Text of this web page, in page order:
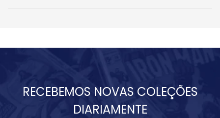
RECEBEMOS NOVAS COLEÇÕES
DIARIAMENTE